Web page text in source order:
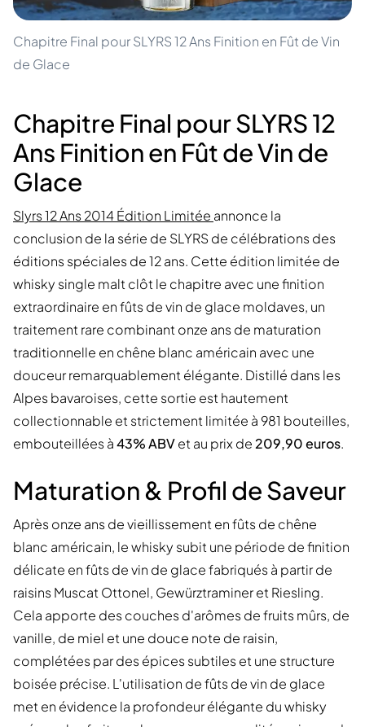
Chapitre Final pour SLYRS 12 Ans Finition en Fût de Vin
de Glace
Chapitre Final pour SLYRS 12
Ans Finition en Fût de Vin de
Glace
Slyrs 12 Ans 2014 Édition Limitée annonce la
conclusion de la série de SLYRS de célébrations des
éditions spéciales de 12 ans. Cette édition limitée de
whisky single malt clôt le chapitre avec une finition
extraordinaire en fûts de vin de glace moldaves, un
traitement rare combinant onze ans de maturation
traditionnelle en chêne blanc américain avec une
douceur remarquablement élégante. Distillé dans les
Alpes bavaroises, cette sortie est hautement
collectionnable et strictement limitée à 981 bouteilles,
embouteillées à43% ABVet au prix de 209,90 euros.
Maturation & Profil de Saveur
Après onze ans de vieillissement en fûts de chêne
blanc américain, le whisky subit une période de finition
délicate en fûts de vin de glace fabriqués à partir de
raisins Muscat Ottonel, Gewürztraminer et Riesling.
Cela apporte des couches d'arômes de fruits mûrs, de
vanille, de miel et une douce note de raisin,
complétées par des épices subtiles et une structure
boisée précise. L'utilisation de fûts de vin de glace
met en évidence la profondeur élégante du whisky